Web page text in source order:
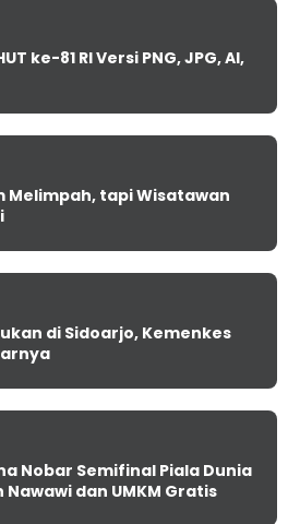
ke-81 RI Versi PNG, JPG, AI,
Melimpah, tapi Wisatawan
di Sidoarjo, Kemenkes
Nobar Semifinal Piala Dunia
dan UMKM Gratis